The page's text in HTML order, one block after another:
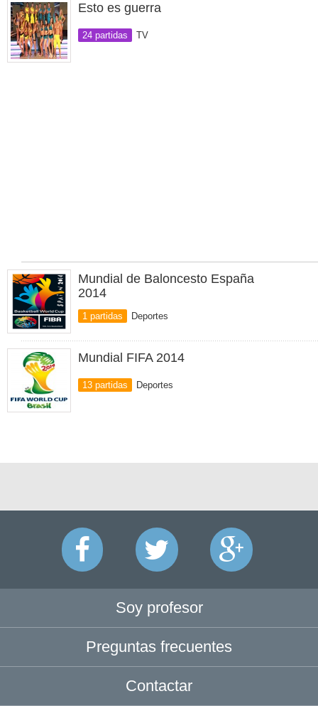
Esto es guerra
24 partidas TV
Mundial de Baloncesto España
2014
1 partidas Deportes
Mundial FIFA 2014
13 partidas Deportes
Soy profesor
Preguntas frecuentes
Contactar